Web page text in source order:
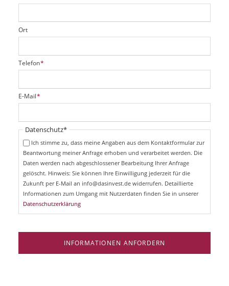
Ort
P
f
i
c
t
f
Telefon*
P
f
i
E-Mail*
Pflichtfeld
Datenschutz*
Ich stimme zu, dass meine Angaben aus dem Kontaktformular zur
Beantwortung meiner Anfrage erhoben und verarbeitet werden. Die
Daten werden nach abgeschlossener Bearbeitung Ihrer Anfrage
gelöscht. Hinweis: Sie können Ihre Einwilligung jederzeit für die
Zukunft per E-Mail an info@dasinvest.de widerrufen. Detaillierte
Informationen zum Umgang mit Nutzerdaten finden Sie in unserer
Datenschutzerklärung
INFORMATIONEN ANFORDERN